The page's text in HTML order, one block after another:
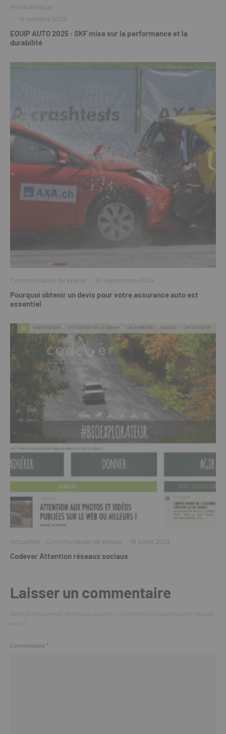
Produithèque
·
14 octobre 2025
EQUIP AUTO 2025 : SKF mise sur la performance et la
durabilité
Communiqués de presse · 20 septembre 2024
Pourquoi obtenir un devis pour votre assurance auto est
essentiel
Actualités Communiqués de presse · 18 juillet 2023
Codever Attention réseaux sociaux
Laisser un commentaire
Commentaire *